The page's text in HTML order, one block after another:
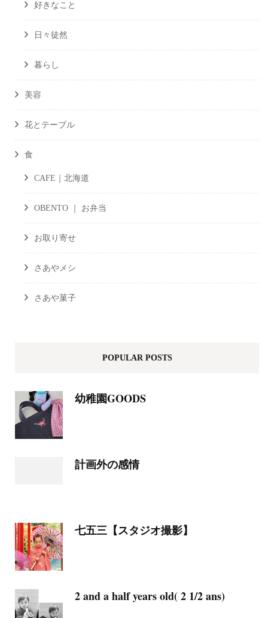
好きなこと
日々徒然
暮らし
美容
花とテーブル
食
CAFE｜北海道
OBENTO ｜ お弁当
お取り寄せ
さあやメシ
さあや菓子
POPULAR POSTS
幼稚園GOODS
計画外の感情
七五三【スタジオ撮影】
2 and a half years old( 2 1/2 ans)